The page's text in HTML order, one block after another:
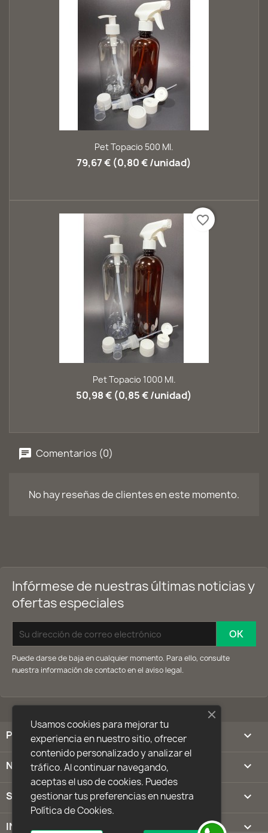
Pet Topacio 500 Ml.
79,67 € (0,80 € /unidad)
Pet Topacio 1000 Ml.
50,98 € (0,85 € /unidad)
favorite_border
Comentarios (0)
No hay reseñas de clientes en este momento.
Infórmese de nuestras últimas noticias y
ofertas especiales
Puede darse de baja en cualquier momento. Para ello, consulte
nuestra información de contacto en el aviso legal.
PRODUCTOS 
NUESTRA EMPRESA 
SU CUENTA 
INFORMACIÓN DE LA TIENDA keyboard_arrow_down
Usamos cookies para mejorar tu
experiencia en nuestro sitio, ofrecer
contenido personalizado y analizar el
tráfico. Al continuar navegando,
aceptas el uso de cookies. Puedes
gestionar tus preferencias en nuestra
Política de Cookies.